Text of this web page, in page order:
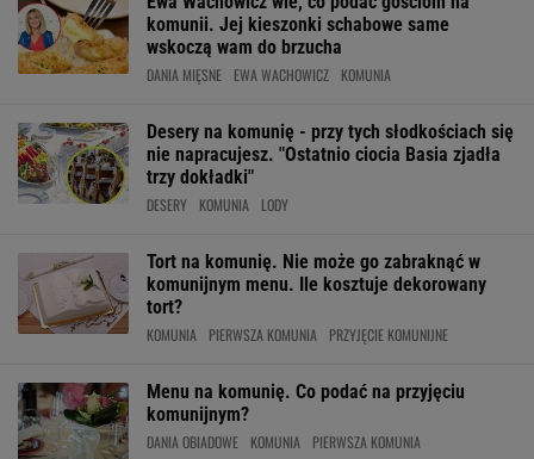
komunii. Jej kieszonki schabowe same
wskoczą wam do brzucha
DANIA MIĘSNE EWA WACHOWICZ KOMUNIA
Desery na komunię - przy tych słodkościach się
nie napracujesz. "Ostatnio ciocia Basia zjadła
trzy dokładki"
DESERY KOMUNIA LODY
Tort na komunię. Nie może go zabraknąć w
komunijnym menu. Ile kosztuje dekorowany
tort?
KOMUNIA PIERWSZA KOMUNIA PRZYJĘCIE KOMUNIJNE
Menu na komunię. Co podać na przyjęciu
komunijnym?
DANIA OBIADOWE KOMUNIA PIERWSZA KOMUNIA